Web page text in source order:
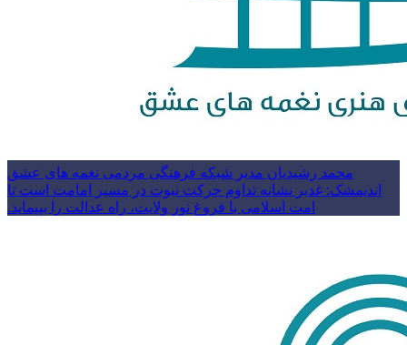
محمد رشیدیان مدیر شبکه فرهنگی مردمی نغمه های عشق
اندیمشک: غدیر نشانه تداوم حرکت نبوت در مسیر امامت است تا
امت اسلامی با فروغ نور ولایت، راه عدالت را بپیماید.